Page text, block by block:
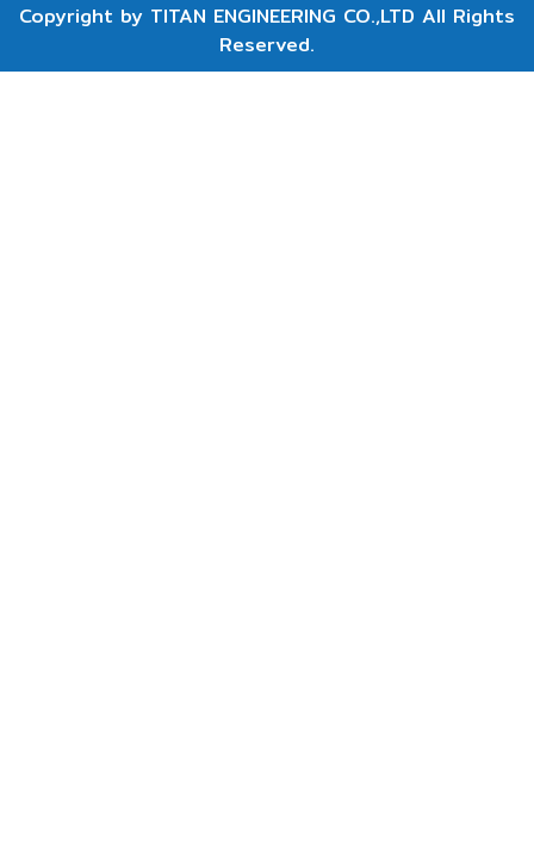
Copyright by TITAN ENGINEERING CO.,LTD All Rights
Reserved.